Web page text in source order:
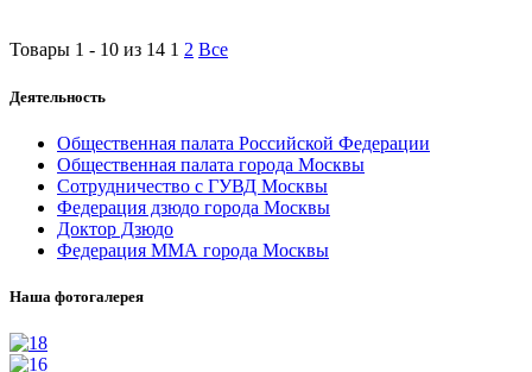
Товары 1 - 10 из 14 1 2 Все
Деятельность
Общественная палата Российской Федерации
Общественная палата города Москвы
Сотрудничество с ГУВД Москвы
Федерация дзюдо города Москвы
Доктор Дзюдо
Федерация ММА города Москвы
Наша фотогалерея